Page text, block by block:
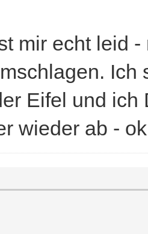
mir echt leid
Ich
Eifel und
wieder ab -